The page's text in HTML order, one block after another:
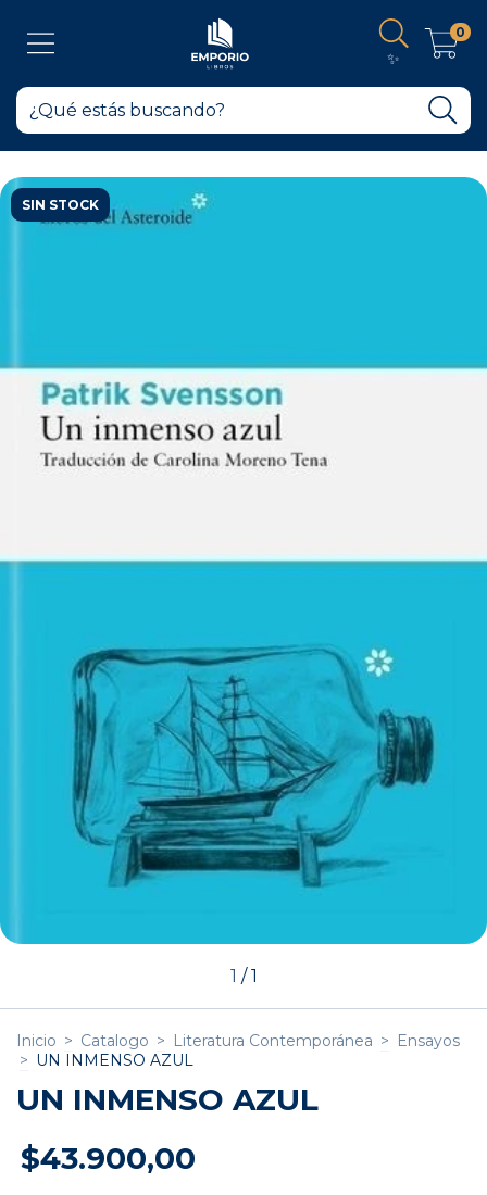
✨
0
SIN STOCK
1 /1
Inicio > Catalogo > Literatura Contemporánea > Ensayos
> UN INMENSO AZUL
UN INMENSO AZUL
$43.900,00